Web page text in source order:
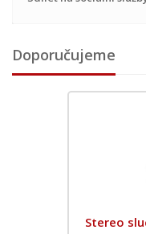
Doporučujeme
Stereo